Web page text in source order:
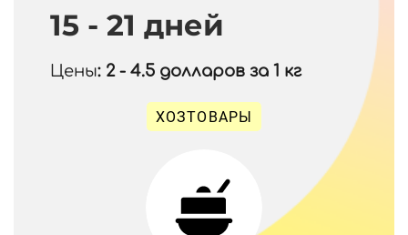
15 - 21 дней
Цены: 2 - 4.5 долларов за 1 кг
ХОЗТОВАРЫ